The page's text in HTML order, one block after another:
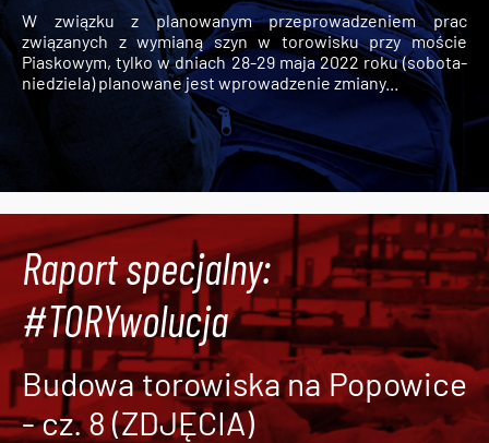
W związku z planowanym przeprowadzeniem prac
związanych z wymianą szyn w torowisku przy moście
Piaskowym, tylko w dniach 28-29 maja 2022 roku (sobota-
niedziela) planowane jest wprowadzenie zmiany...
Raport specjalny:
#TORYwolucja
Budowa torowiska na Popowice
- cz. 8 (ZDJĘCIA)